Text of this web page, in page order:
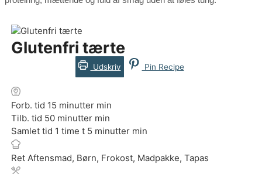
Glutenfri tærte
Udskriv Pin Recipe
Forb. tid 15 minutter min
Tilb. tid 50 minutter min
Samlet tid 1 time t 5 minutter min
Ret Aftensmad, Børn, Frokost, Madpakke, Tapas